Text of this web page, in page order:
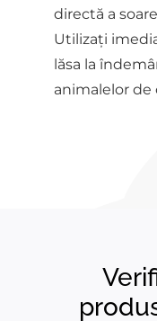
directă a
Utilizați
lăsa la
animalelor de